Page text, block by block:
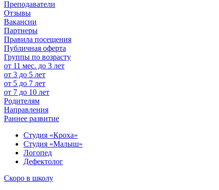
Преподаватели
Отзывы
Вакансии
Партнеры
Правила посещения
Публичная оферта
Группы по возрасту
от 11 мес. до 3 лет
от 3 до 5 лет
от 5 до 7 лет
от 7 до 10 лет
Родителям
Направления
Раннее развитие
Студия «Кроха»
Студия «Малыш»
Логопед
Дефектолог
Скоро в школу